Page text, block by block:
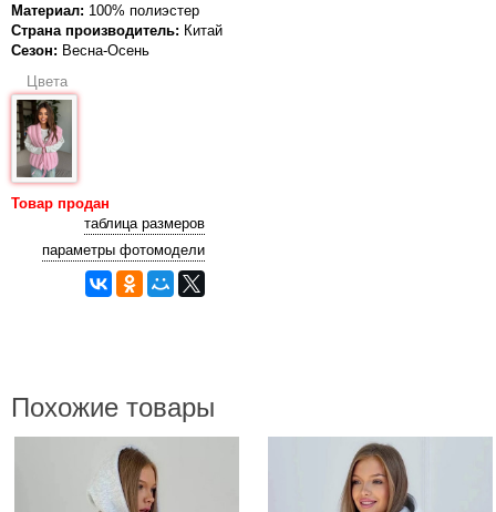
Материал: 100% полиэстер
Страна производитель: Китай
Сезон: Весна-Осень
Цвета
Товар продан
таблица размеров
параметры фотомодели
Похожие товары